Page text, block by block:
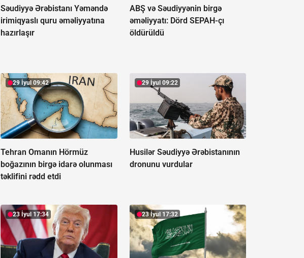
Səudiyyə Ərəbistanı Yəməndə
irimiqyaslı quru əməliyyatına
hazırlaşır
ABŞ və Səudiyyənin birgə
əməliyyatı: Dörd SEPAH-çı
öldürüldü
29 İyul 09:42
Tehran Omanın Hörmüz
boğazının birgə idarə olunması
təklifini rədd etdi
29 İyul 09:22
Husilər Səudiyyə Ərəbistanının
dronunu vurdular
23 İyul 17:34 23 İyul 17:32